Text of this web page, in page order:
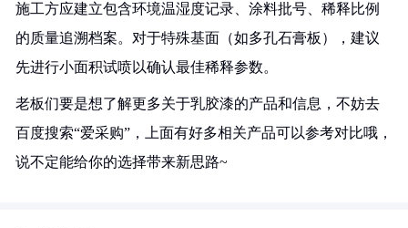
施工方应建立包含环境温湿度记录、涂料批号、稀释比例
的质量追溯档案。对于特殊基面（如多孔石膏板），建议
先进行小面积试喷以确认最佳稀释参数。
老板们要是想了解更多关于乳胶漆的产品和信息，不妨去
百度搜索“爱采购”，上面有好多相关产品可以参考对比哦，
说不定能给你的选择带来新思路~